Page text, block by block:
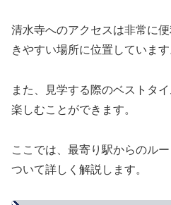
清水寺へのアクセスは非常に
きやすい場所に位置しています
また、見学する際のベストタ
楽しむことができます。
ここでは、最寄り駅からのル
ついて詳しく解説します。